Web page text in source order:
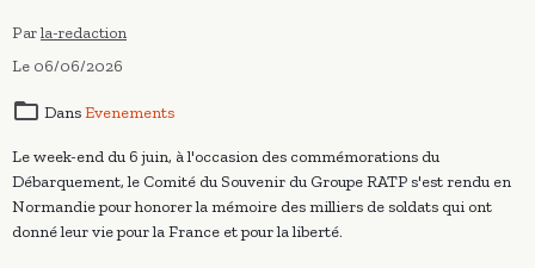
Parla-redaction
Le 06/06/2026
DansEvenements
Le week-end du 6 juin, à l'occasion des commémorations du
Débarquement, le Comité du Souvenir du Groupe RATP s'est rendu en
Normandie pour honorer la mémoire des milliers de soldats qui ont
donné leur vie pour la France et pour la liberté.